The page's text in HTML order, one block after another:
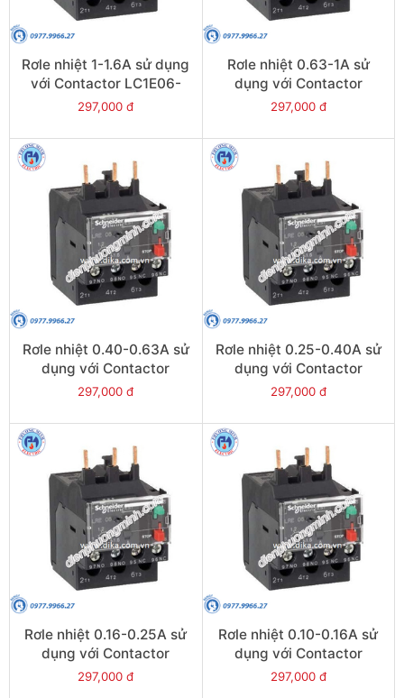
Rơle nhiệt 1-1.6A sử dụng
với Contactor LC1E06-
E38 - Model LRE06
297,000 đ
Rơle nhiệt 0.63-1A sử
dụng với Contactor
LC1E06-E38 - Model
297,000 đ
Rơle nhiệt 0.40-0.63A sử
dụng với Contactor
LC1E06-E38 - Model
297,000 đ
Rơle nhiệt 0.25-0.40A sử
dụng với Contactor
LC1E06-E38 - Model
297,000 đ
Rơle nhiệt 0.16-0.25A sử
dụng với Contactor
LC1E06-E38 - Model
297,000 đ
Rơle nhiệt 0.10-0.16A sử
dụng với Contactor
LC1E06-E38 - Model
297,000 đ